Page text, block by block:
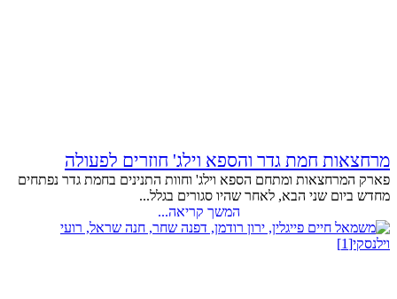
מרחצאות חמת גדר והספא וילג' חוזרים לפעולה
פארק המרחצאות ומתחם הספא וילג' וחוות התנינים בחמת גדר נפתחים
מחדש ביום שני הבא, לאחר שהיו סגורים בגלל...
המשך קריאה...